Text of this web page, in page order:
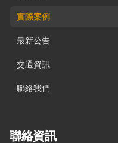
實際案例
最新公告
交通資訊
聯絡我們
聯絡資訊